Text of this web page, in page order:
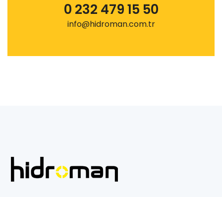
0 232 479 15 50
info@hidroman.com.tr